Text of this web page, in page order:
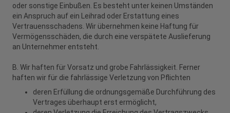
oder sonstige Einbußen. Es besteht unter keinen Umständen
ein Anspruch auf ein Leihrad oder Erstattung eines
Vertrauensschadens. Wir übernehmen keine Haftung für
Vermögensschäden, die durch eine verspätete Auslieferung
an Unternehmer entsteht.
B. Wir haften für Vorsatz und grobe Fahrlässigkeit. Ferner
haften wir für die fahrlässige Verletzung von Pflichten
deren Erfüllung die ordnungsgemäße Durchführung des
Vertrages überhaupt erst ermöglicht,